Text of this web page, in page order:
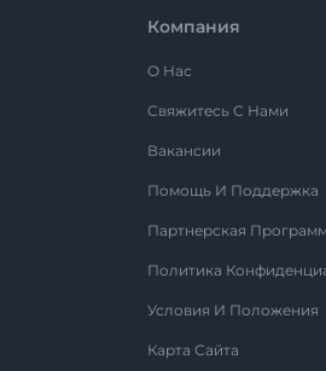
Компания
О Нас
Свяжитесь С Нами
Вакансии
Помощь И Поддержка
Партнерская
Политика
Условия И Положения
Карта Сайта